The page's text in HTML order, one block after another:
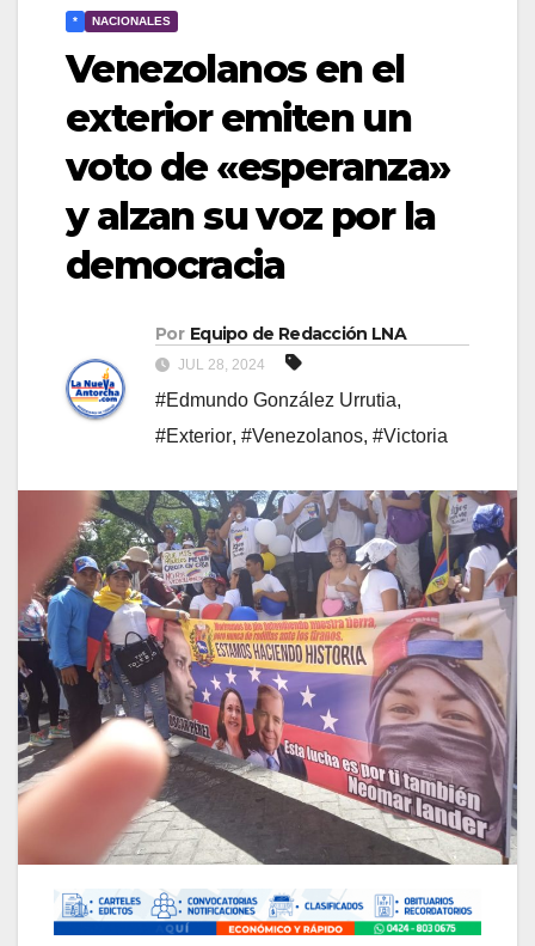
* NACIONALES
Venezolanos en el
exterior emiten un
voto de «esperanza»
y alzan su voz por la
democracia
Por Equipo de Redacción LNA
JUL 28, 2024
#Edmundo González Urrutia,
#Exterior, #Venezolanos, #Victoria